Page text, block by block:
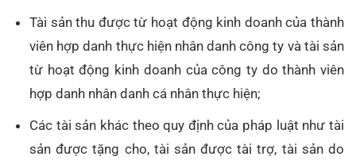
Tài sản thu được từ hoạt động kinh doanh của thành
viên hợp danh thực hiện nhân danh công ty và tài sản
từ hoạt động kinh doanh của công ty do thành viên
hợp danh nhân danh cá nhân thực hiện;
Các tài sản khác theo quy định của pháp luật như tài
sản được tặng cho, tài sản được tài trợ, tài sản do